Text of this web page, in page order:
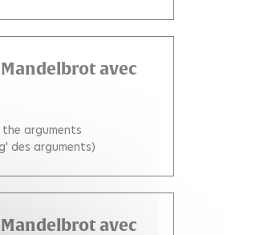
avec
arguments
des arguments)
avec